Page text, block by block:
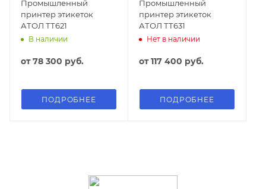
Промышленный
принтер этикеток
АТОЛ ТТ621
В наличии
от78 300 руб.
ПОДРОБНЕЕ
Промышленный
принтер этикеток
АТОЛ ТТ631
Нет в наличии
от117 400 руб.
ПОДРОБНЕЕ